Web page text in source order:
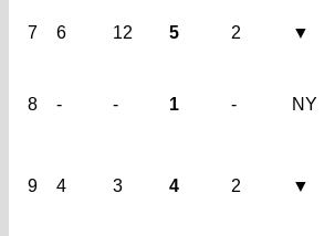
7 6 12 5 2 ▼
8 - - 1 - NY
9 4 3 4 2 ▼